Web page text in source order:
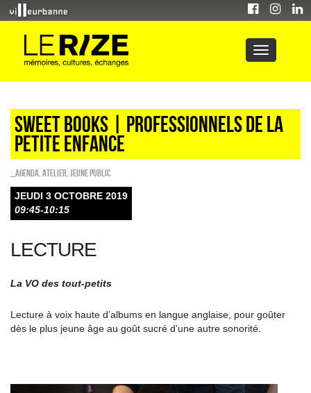
Sweet Books | professionnels de la
petite enfance
_Agenda Atelier Jeune public
JEUDI 3 OCTOBRE 2019
09:45-10:15
LECTURE
La VO des tout-petits
Lecture à voix haute d’albums en langue anglaise, pour goûter
dès le plus jeune âge au goût sucré d’une autre sonorité.